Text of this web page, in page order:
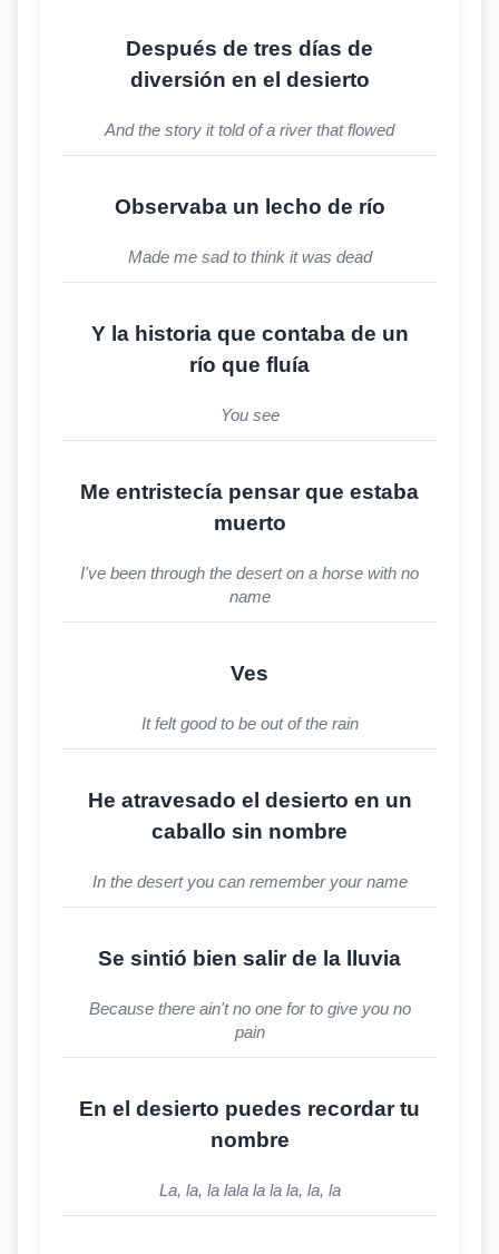
Después de tres días de
diversión en el desierto
And the story it told of a river that flowed
Observaba un lecho de río
Made me sad to think it was dead
Y la historia que contaba de un
río que fluía
You see
Me entristecía pensar que estaba
muerto
I've been through the desert on a horse with no
name
Ves
It felt good to be out of the rain
He atravesado el desierto en un
caballo sin nombre
In the desert you can remember your name
Se sintió bien salir de la lluvia
Because there ain't no one for to give you no
pain
En el desierto puedes recordar tu
nombre
La, la, la lala la la la, la, la